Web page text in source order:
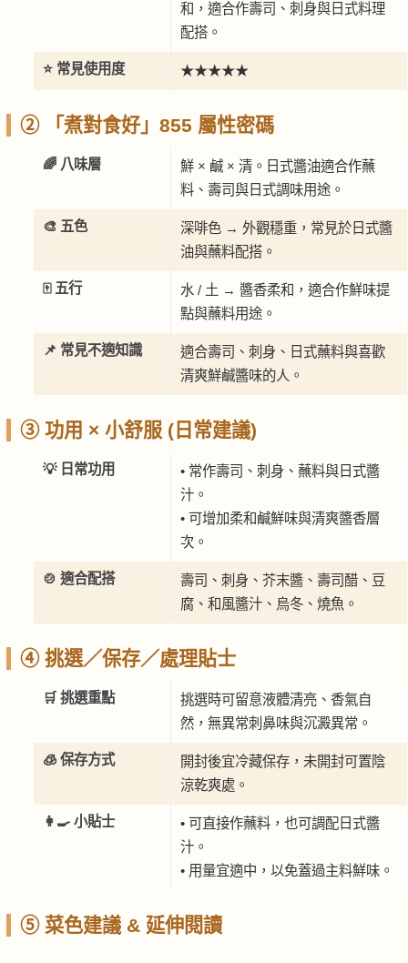
和，適合作壽司、刺身與日式料理
配搭。
⭐ 常見使用度 ★★★★★
② 「煮對食好」855 屬性密碼
🌈 八味層
鮮 × 鹹 × 清。日式醬油適合作蘸
料、壽司與日式調味用途。
🎨 五色
深啡色 → 外觀穩重，常見於日式醬
油與蘸料配搭。
🀄 五行
水 / 土 → 醬香柔和，適合作鮮味提
點與蘸料用途。
📌 常見不適知識
適合壽司、刺身、日式蘸料與喜歡
清爽鮮鹹醬味的人。
③ 功用 × 小舒服 (日常建議)
💡 日常功用
• 常作壽司、刺身、蘸料與日式醬
汁。
• 可增加柔和鹹鮮味與清爽醬香層
次。
🍲 適合配搭
壽司、刺身、芥末醬、壽司醋、豆
腐、和風醬汁、烏冬、燒魚。
④ 挑選／保存／處理貼士
🛒 挑選重點
挑選時可留意液體清亮、香氣自
然，無異常刺鼻味與沉澱異常。
🧊 保存方式
開封後宜冷藏保存，未開封可置陰
涼乾爽處。
👩‍🍳 小貼士
• 可直接作蘸料，也可調配日式醬
汁。
• 用量宜適中，以免蓋過主料鮮味。
⑤ 菜色建議 & 延伸閱讀